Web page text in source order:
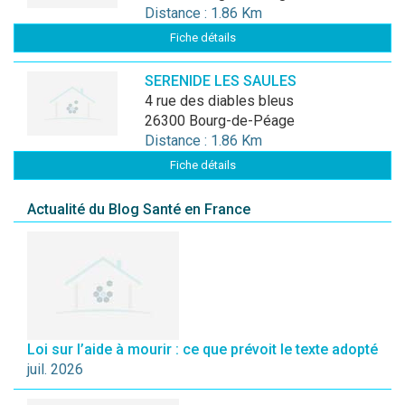
Distance : 1.86 Km
Fiche détails
SERENIDE LES SAULES
4 rue des diables bleus
26300 Bourg-de-Péage
Distance : 1.86 Km
Fiche détails
Actualité du Blog Santé en France
Loi sur l’aide à mourir : ce que prévoit le texte adopté
juil. 2026